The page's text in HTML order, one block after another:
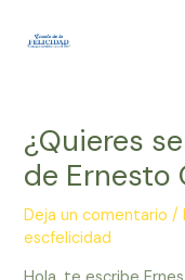
¿Quieres
de Ernesto
Deja un comentario /
escfelicidad